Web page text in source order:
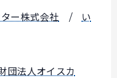
ー株式会社 / い
団法人オイスカ